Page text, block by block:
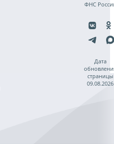
ФНС
Дата
страницы
09.08.2026